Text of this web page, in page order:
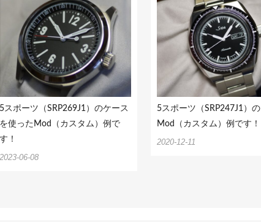
5スポーツ（SRP269J1）のケース
を使ったMod（カスタム）例で
す！
2023-06-08
5スポーツ（SRP247J1）の
Mod（カスタム）例です！
2020-12-11